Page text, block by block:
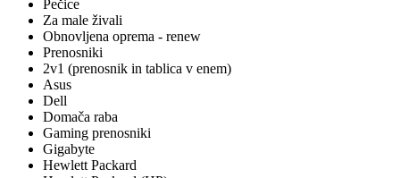
Pečice
Za male živali
Obnovljena oprema - renew
Prenosniki
2v1 (prenosnik in tablica v enem)
Asus
Dell
Domača raba
Gaming prenosniki
Gigabyte
Hewlett Packard